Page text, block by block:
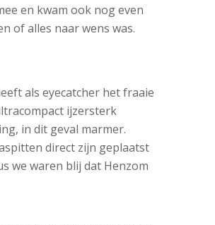
en kwam ook nog even
of alles naar wens was.
als eyecatcher het fraaie
ijzersterk
in dit geval marmer.
direct zijn geplaatst
we waren blij dat Henzom